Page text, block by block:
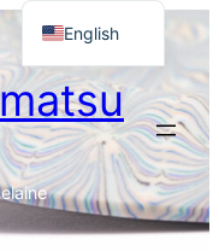
English
Français
日本語